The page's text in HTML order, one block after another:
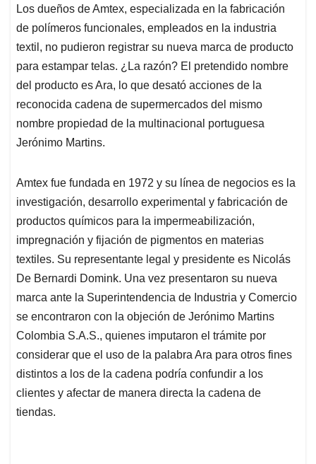
Los dueños de Amtex, especializada en la fabricación
de polímeros funcionales, empleados en la industria
textil, no pudieron registrar su nueva marca de producto
para estampar telas. ¿La razón? El pretendido nombre
del producto es Ara, lo que desató acciones de la
reconocida cadena de supermercados del mismo
nombre propiedad de la multinacional portuguesa
Jerónimo Martins.
Amtex fue fundada en 1972 y su línea de negocios es la
investigación, desarrollo experimental y fabricación de
productos químicos para la impermeabilización,
impregnación y fijación de pigmentos en materias
textiles. Su representante legal y presidente es Nicolás
De Bernardi Domink. Una vez presentaron su nueva
marca ante la Superintendencia de Industria y Comercio
se encontraron con la objeción de Jerónimo Martins
Colombia S.A.S., quienes imputaron el trámite por
considerar que el uso de la palabra Ara para otros fines
distintos a los de la cadena podría confundir a los
clientes y afectar de manera directa la cadena de
tiendas.